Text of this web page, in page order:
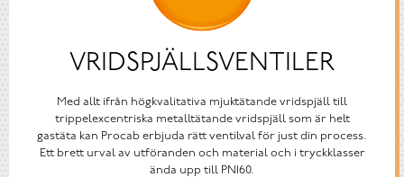
VRIDSPJÄLLSVENTILER
Med allt ifrån högkvalitativa mjuktätande vridspjäll till
trippelexcentriska metalltätande vridspjäll som är helt
gastäta kan Procab erbjuda rätt ventilval för just din process.
Ett brett urval av utföranden och material och i tryckklasser
ända upp till PN160.